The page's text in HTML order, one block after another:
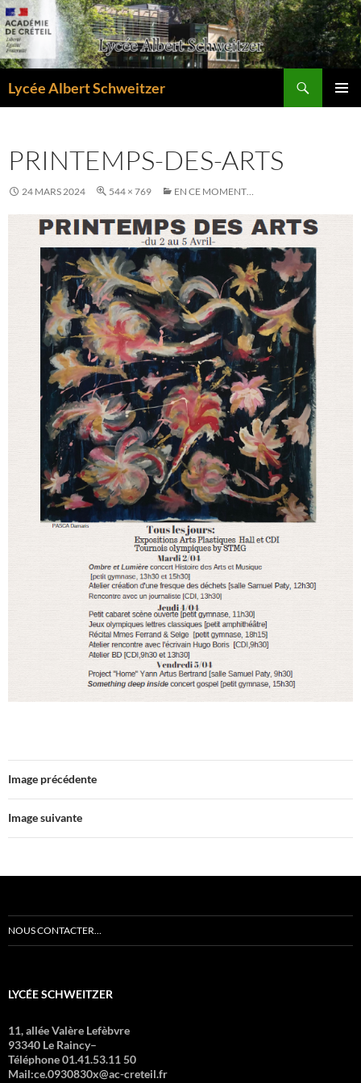
Aller
au
contenu
Lycée Albert Schweitzer
PRINTEMPS-DES-ARTS
24 MARS 2024 544 × 769 EN CE MOMENT…
Image précédente
Image suivante
NOUS CONTACTER…
LYCÉE SCHWEITZER
11, allée Valère Lefèbvre
93340 Le Raincy–
Téléphone 01.41.53.11 50
Mail:ce.0930830x@ac-creteil.fr